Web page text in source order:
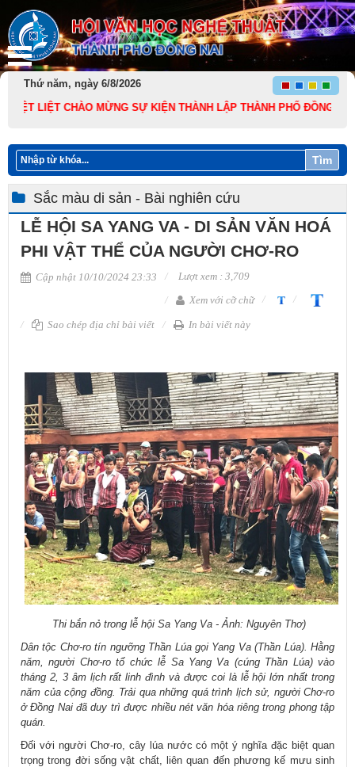
Thứ năm, ngày 6/8/2026
LIỆT CHÀO MỪNG SỰ KIỆN THÀNH LẬP THÀNH PHỐ ĐỒNG NAI
Tìm
Sắc màu di sản - Bài nghiên cứu
LỄ HỘI SA YANG VA - DI SẢN VĂN HOÁ
PHI VẬT THỂ CỦA NGƯỜI CHƠ-RO
Cập nhật 10/10/2024 23:33
Lượt xem : 3,709
Xem với cỡ chữ
Sao chép địa chỉ bài viết In bài viết này
Thi bắn nỏ trong lễ hội Sa Yang Va - Ảnh: Nguyên Thơ)
Dân tộc Chơ-ro tín ngưỡng Thần Lúa gọi Yang Va (Thần Lúa). Hằng
năm, người Chơ-ro tổ chức lễ Sa Yang Va (cúng Thần Lúa) vào
tháng 2, 3 âm lịch rất linh đình và được coi là lễ hội lớn nhất trong
năm của cộng đồng. Trải qua những quá trình lịch sử, người Chơ-ro
ở Đồng Nai đã duy trì được nhiều nét văn hóa riêng trong phong tập
quán.
Đối với người Chơ-ro, cây lúa nước có một ý nghĩa đặc biệt quan
trọng trong đời sống vật chất, liên quan đến phương kế mưu sinh